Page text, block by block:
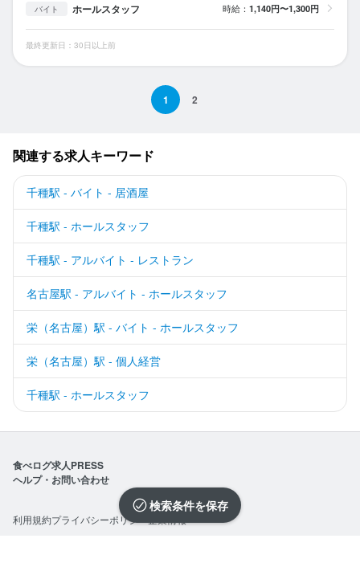
バイト ホールスタッフ 時給： 1,140円〜1,300円
最終更新日：30日以上前
1 2
検索条件を保存
関連する求人キーワード
千種駅 - バイト - 居酒屋
千種駅 - ホールスタッフ
千種駅 - アルバイト - レストラン
名古屋駅 - アルバイト - ホールスタッフ
栄（名古屋）駅 - バイト - ホールスタッフ
栄（名古屋）駅 - 個人経営
千種駅 - ホールスタッフ
食べログ求人PRESS
ヘルプ・お問い合わせ
利用規約プライバシーポリシー